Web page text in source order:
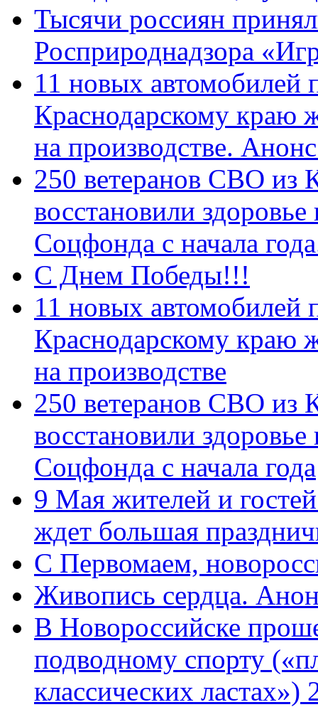
Тысячи россиян
Росприроднадзора
11 новых автомобилей
Краснодарскому краю
на производстве.
250 ветеранов СВО из
восстановили
Соцфонда с начала
С Днем Победы!!!
11 новых автомобилей
Краснодарскому краю
на производстве
250 ветеранов СВО из
восстановили
Соцфонда с начала года
9 Мая жителей и
ждет большая
C Первомаем,
Живопись сердца.
В Новороссийске
подводному спорту
классических